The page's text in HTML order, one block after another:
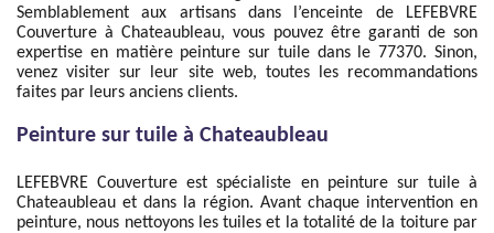
Semblablement aux artisans dans l’enceinte de LEFEBVRE
Couverture à Chateaubleau, vous pouvez être garanti de son
expertise en matière peinture sur tuile dans le 77370. Sinon,
venez visiter sur leur site web, toutes les recommandations
faites par leurs anciens clients.
Peinture sur tuile à Chateaubleau
LEFEBVRE Couverture est spécialiste en peinture sur tuile à
Chateaubleau et dans la région. Avant chaque intervention en
peinture, nous nettoyons les tuiles et la totalité de la toiture par